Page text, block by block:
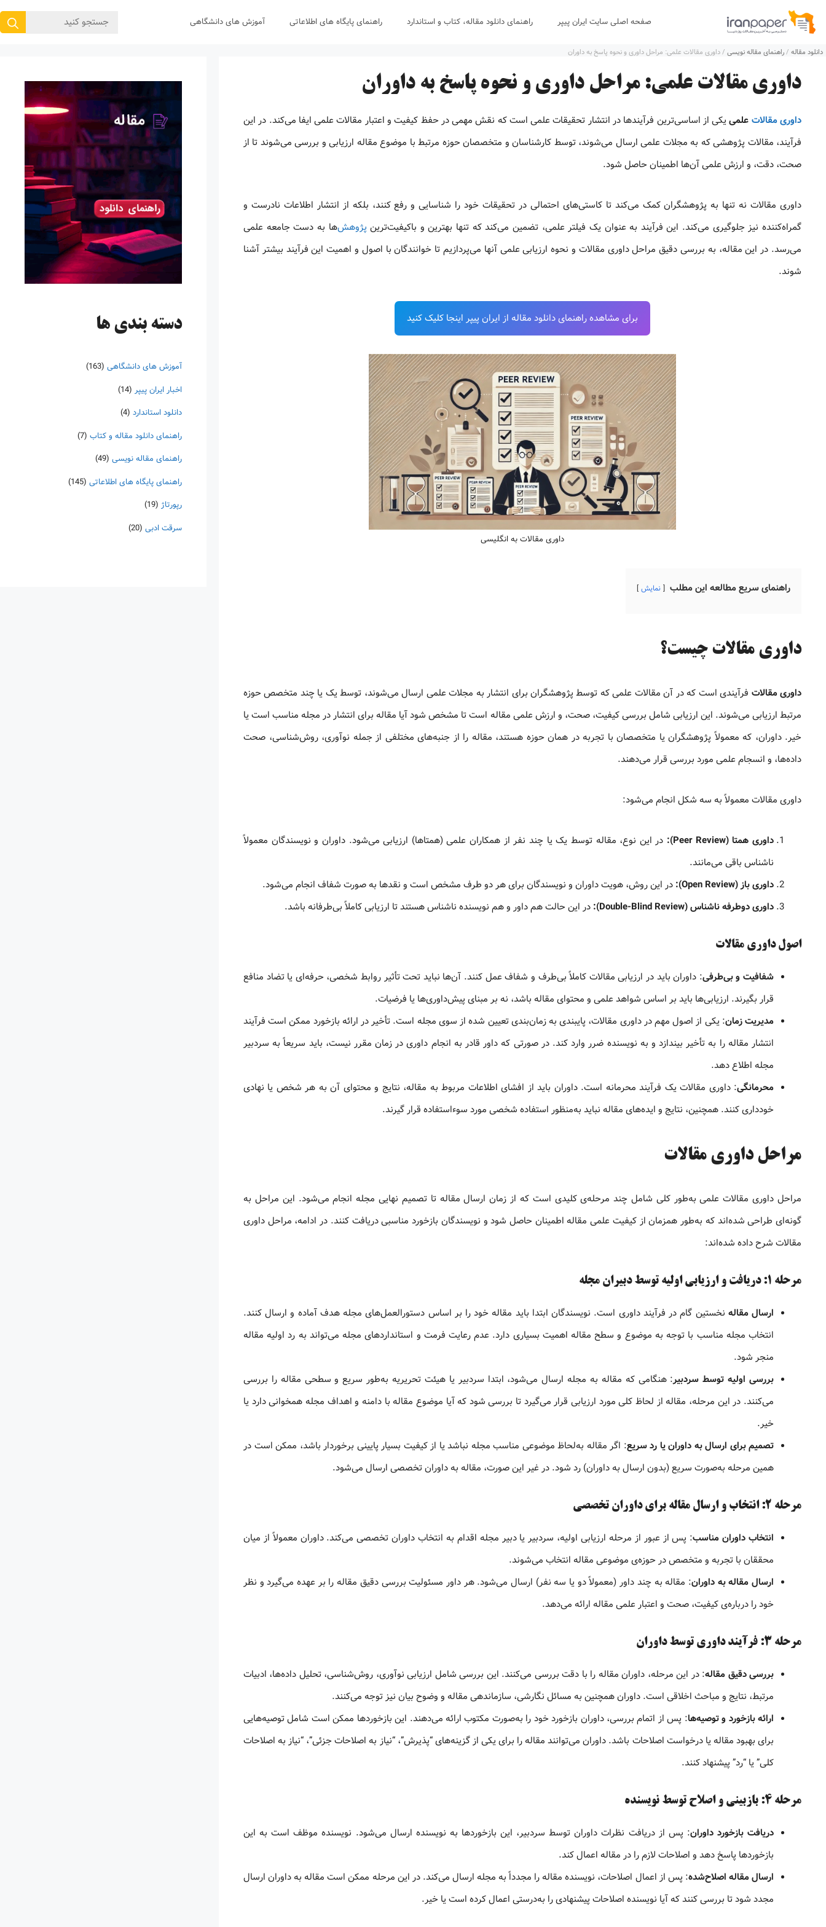
پرش
محتوا
صفحه اصلی سایت ایران پیپر راهنمای دانلود مقاله، کتاب و استاندارد راهنمای پایگاه های اطلاعاتی آموزش های دانشگاهی
جستجوی
دانلود مقاله /راهنمای مقاله نویسی /داوری مقالات علمی: مراحل داوری و نحوه پاسخ به داوران
داوری مقالات علمی: مراحل داوری و نحوه پاسخ به داوران
داوری مقالات علمییکی از اساسی‌ترین فرآیندها در انتشار تحقیقات علمی است که نقش مهمی در حفظ کیفیت و اعتبار مقالات علمی ایفا می‌کند. در این
فرآیند، مقالات پژوهشی که به مجلات علمی ارسال می‌شوند، توسط کارشناسان و متخصصان حوزه مرتبط با موضوع مقاله ارزیابی و بررسی می‌شوند تا از
صحت، دقت، و ارزش علمی آن‌ها اطمینان حاصل شود.
داوری مقالات نه تنها به پژوهشگران کمک می‌کند تا کاستی‌های احتمالی در تحقیقات خود را شناسایی و رفع کنند، بلکه از انتشار اطلاعات نادرست و
گمراه‌کننده نیز جلوگیری می‌کند. این فرآیند به عنوان یک فیلتر علمی، تضمین می‌کند که تنها بهترین و باکیفیت‌ترین پژوهش‌ها به دست جامعه علمی
می‌رسد. در این مقاله، به بررسی دقیق مراحل داوری مقالات و نحوه ارزیابی علمی آنها می‌پردازیم تا خوانندگان با اصول و اهمیت این فرآیند بیشتر آشنا
شوند.
برای مشاهده راهنمای دانلود مقاله از ایران پیپر اینجا کلیک کنید
داوری مقالات به انگلیسی
راهنمای سریع مطالعه این مطلب نمایش
داوری مقالات چیست؟
داوری مقالات فرآیندی است که در آن مقالات علمی که توسط پژوهشگران برای انتشار به مجلات علمی ارسال می‌شوند، توسط یک یا چند متخصص حوزه
مرتبط ارزیابی می‌شوند. این ارزیابی شامل بررسی کیفیت، صحت، و ارزش علمی مقاله است تا مشخص شود آیا مقاله برای انتشار در مجله مناسب است یا
خیر. داوران، که معمولاً پژوهشگران یا متخصصان با تجربه در همان حوزه هستند، مقاله را از جنبه‌های مختلفی از جمله نوآوری، روش‌شناسی، صحت
داده‌ها، و انسجام علمی مورد بررسی قرار می‌دهند.
داوری مقالات معمولاً به سه شکل انجام می‌شود:
داوری همتا (Peer Review):
در این نوع، مقاله توسط یک یا چند نفر از همکاران علمی (همتاها) ارزیابی می‌شود. داوران و نویسندگان معمولاً
ناشناس باقی می‌مانند.
داوری باز (Open Review):
در این روش، هویت داوران و نویسندگان برای هر دو طرف مشخص است و نقدها به صورت شفاف انجام می‌شود.
داوری دوطرفه ناشناس (Double-Blind Review):
در این حالت هم داور و هم نویسنده ناشناس هستند تا ارزیابی کاملاً بی‌طرفانه باشد.
اصول داوری مقالات
شفافیت و بی‌طرفی: داوران باید در ارزیابی مقالات کاملاً بی‌طرف و شفاف عمل کنند. آن‌ها نباید تحت تأثیر روابط شخصی، حرفه‌ای یا تضاد منافع
قرار بگیرند. ارزیابی‌ها باید بر اساس شواهد علمی و محتوای مقاله باشد، نه بر مبنای پیش‌داوری‌ها یا فرضیات.
مدیریت زمان: یکی از اصول مهم در داوری مقالات، پایبندی به زمان‌بندی تعیین شده از سوی مجله است. تأخیر در ارائه بازخورد ممکن است فرآیند
انتشار مقاله را به تأخیر بیندازد و به نویسنده ضرر وارد کند. در صورتی که داور قادر به انجام داوری در زمان مقرر نیست، باید سریعاً به سردبیر
مجله اطلاع دهد.
محرمانگی: داوری مقالات یک فرآیند محرمانه است. داوران باید از افشای اطلاعات مربوط به مقاله، نتایج و محتوای آن به هر شخص یا نهادی
خودداری کنند. همچنین، نتایج و ایده‌های مقاله نباید به‌منظور استفاده شخصی مورد سوءاستفاده قرار گیرند.
مراحل داوری مقالات
مراحل داوری مقالات علمی به‌طور کلی شامل چند مرحله‌ی کلیدی است که از زمان ارسال مقاله تا تصمیم نهایی مجله انجام می‌شود. این مراحل به
گونه‌ای طراحی شده‌اند که به‌طور همزمان از کیفیت علمی مقاله اطمینان حاصل شود و نویسندگان بازخورد مناسبی دریافت کنند. در ادامه، مراحل داوری
مقالات شرح داده شده‌اند:
مرحله ۱: دریافت و ارزیابی اولیه توسط دبیران مجله
ارسال مقاله نخستین گام در فرآیند داوری است. نویسندگان ابتدا باید مقاله خود را بر اساس دستورالعمل‌های مجله هدف آماده و ارسال کنند.
انتخاب مجله مناسب با توجه به موضوع و سطح مقاله اهمیت بسیاری دارد. عدم رعایت فرمت و استانداردهای مجله می‌تواند به رد اولیه مقاله
منجر شود.
بررسی اولیه توسط سردبیر: هنگامی که مقاله به مجله ارسال می‌شود، ابتدا سردبیر یا هیئت تحریریه به‌طور سریع و سطحی مقاله را بررسی
می‌کنند. در این مرحله، مقاله از لحاظ کلی مورد ارزیابی قرار می‌گیرد تا بررسی شود که آیا موضوع مقاله با دامنه و اهداف مجله همخوانی دارد یا
خیر.
تصمیم برای ارسال به داوران یا رد سریع: اگر مقاله به‌لحاظ موضوعی مناسب مجله نباشد یا از کیفیت بسیار پایینی برخوردار باشد، ممکن است در
همین مرحله به‌صورت سریع (بدون ارسال به داوران) رد شود. در غیر این صورت، مقاله به داوران تخصصی ارسال می‌شود.
مرحله ۲: انتخاب و ارسال مقاله برای داوران تخصصی
انتخاب داوران مناسب: پس از عبور از مرحله ارزیابی اولیه، سردبیر یا دبیر مجله اقدام به انتخاب داوران تخصصی می‌کند. داوران معمولاً از میان
محققان با تجربه و متخصص در حوزه‌ی موضوعی مقاله انتخاب می‌شوند.
ارسال مقاله به داوران: مقاله به چند داور (معمولاً دو یا سه نفر) ارسال می‌شود. هر داور مسئولیت بررسی دقیق مقاله را بر عهده می‌گیرد و نظر
خود را درباره‌ی کیفیت، صحت و اعتبار علمی مقاله ارائه می‌دهد.
مرحله ۳: فرآیند داوری توسط داوران
بررسی دقیق مقاله: در این مرحله، داوران مقاله را با دقت بررسی می‌کنند. این بررسی شامل ارزیابی نوآوری، روش‌شناسی، تحلیل داده‌ها، ادبیات
مرتبط، نتایج و مباحث اخلاقی است. داوران همچنین به مسائل نگارشی، سازماندهی مقاله و وضوح بیان نیز توجه می‌کنند.
ارائه بازخورد و توصیه‌ها: پس از اتمام بررسی، داوران بازخورد خود را به‌صورت مکتوب ارائه می‌دهند. این بازخوردها ممکن است شامل توصیه‌هایی
برای بهبود مقاله یا درخواست اصلاحات باشد. داوران می‌توانند مقاله را برای یکی از گزینه‌های “پذیرش”، “نیاز به اصلاحات جزئی”، “نیاز به اصلاحات
کلی” یا “رد” پیشنهاد کنند.
مرحله ۴: بازبینی و اصلاح توسط نویسنده
دریافت بازخورد داوران: پس از دریافت نظرات داوران توسط سردبیر، این بازخوردها به نویسنده ارسال می‌شود. نویسنده موظف است به این
بازخوردها پاسخ دهد و اصلاحات لازم را در مقاله اعمال کند.
ارسال مقاله اصلاح‌شده: پس از اعمال اصلاحات، نویسنده مقاله را مجدداً به مجله ارسال می‌کند. در این مرحله ممکن است مقاله به داوران ارسال
مجدد شود تا بررسی کنند که آیا نویسنده اصلاحات پیشنهادی را به‌درستی اعمال کرده است یا خیر.
دسته‌ بندی ها
آموزش های دانشگاهی (163)
اخبار ایران پیپر (14)
دانلود استاندارد (4)
راهنمای دانلود مقاله و کتاب (7)
راهنمای مقاله نویسی (49)
راهنمای پایگاه های اطلاعاتی (145)
رپورتاژ (19)
سرقت ادبی (20)